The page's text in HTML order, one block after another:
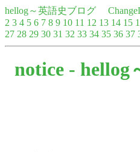
hellog～英語史ブログ
2 3 4 5 6 7 8 9 10 11 12 13 14 15
27 28 29 30 31 32 33 34 35 36 37
notice - hellog